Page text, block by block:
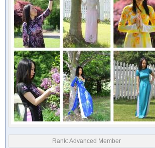
Rank:Advanced Member